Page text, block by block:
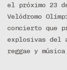
el próximo 23
Velódromo
concierto que
explosivas del
reggae y